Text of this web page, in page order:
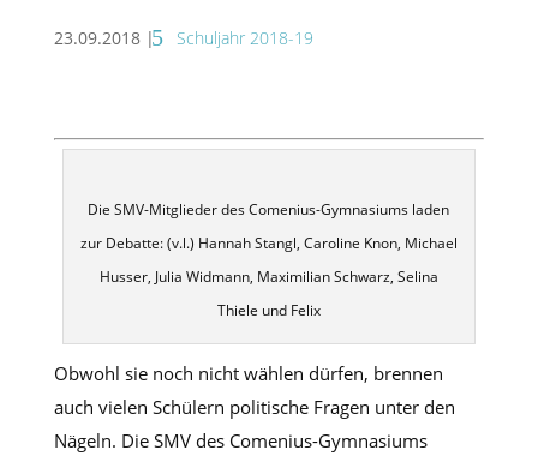
23.09.2018| Schuljahr 2018-19
Die SMV-Mitglieder des Comenius-Gymnasiums laden
zur Debatte: (v.l.) Hannah Stangl, Caroline Knon, Michael
Husser, Julia Widmann, Maximilian Schwarz, Selina
Thiele und Felix
Obwohl sie noch nicht wählen dürfen, brennen
auch vielen Schülern politische Fragen unter den
Nägeln. Die SMV des Comenius-Gymnasiums